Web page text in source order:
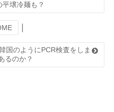
壌冷麺も？
国のようにPCR検査をしま
るのか？